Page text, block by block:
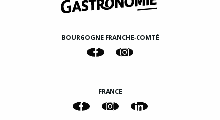
BOURGOGNE FRANCHE‑COMTÉ
FRANCE